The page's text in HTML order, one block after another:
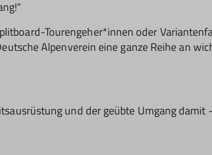
Tourengeher*innen oder
Alpenverein eine ganze Reihe an
und der geübte Umgang damit